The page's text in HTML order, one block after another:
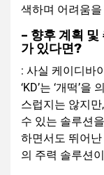
색하며 어려움
– 향후 계획 및
가 있다면?
: 사실 케이디바
‘KD’는 ‘개떡’
스럽지는 않지
수 있는 솔루션
하면서도 뛰어
의 주력 솔루션